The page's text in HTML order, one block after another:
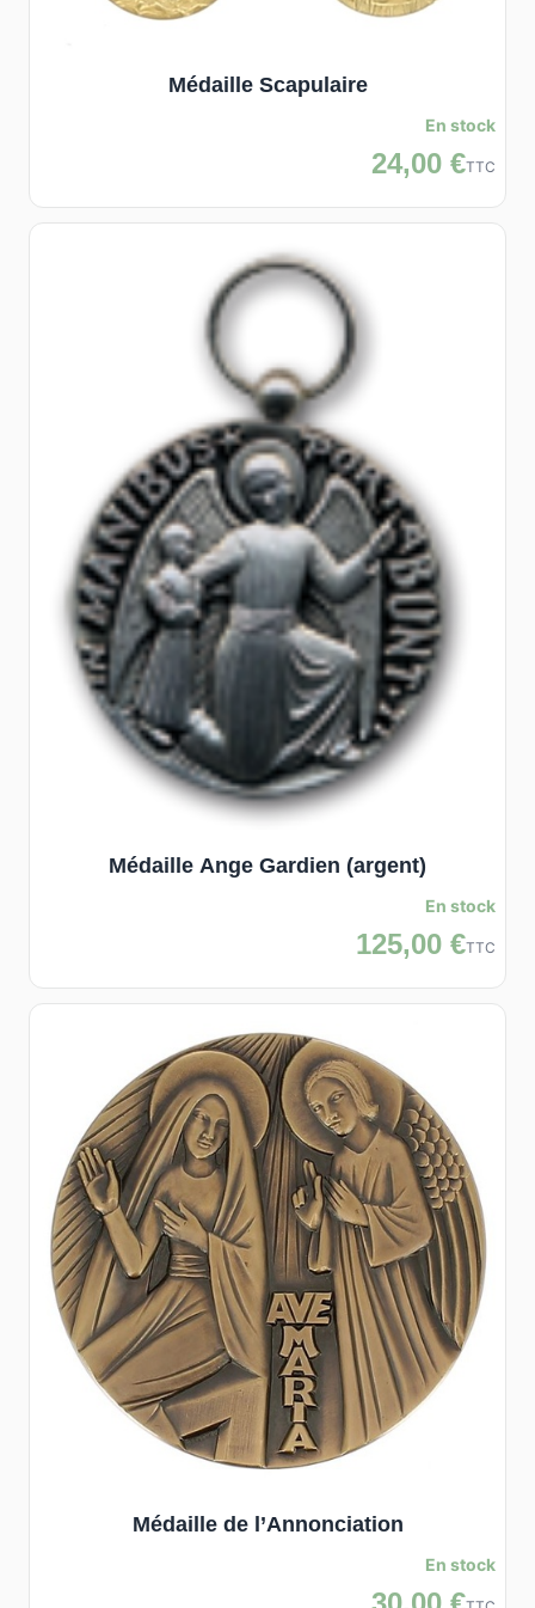
Médaille Scapulaire
En stock
24,00 €TTC
Médaille Ange Gardien (argent)
En stock
125,00 €TTC
Médaille de l’Annonciation
En stock